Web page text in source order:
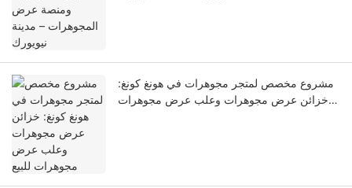
مشروع مخصص لمتجر مجوهرات في هونغ كونغ:
خزائن عرض مجوهرات وعلب عرض مجوهرات